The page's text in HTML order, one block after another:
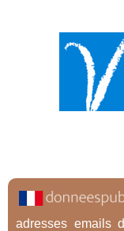
adresses emails